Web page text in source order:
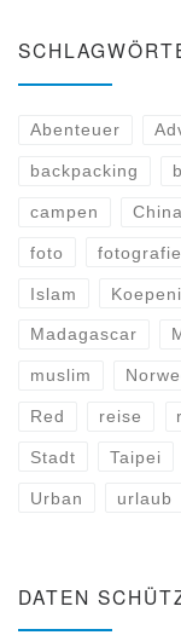
Abenteuer
backpacking
campen China
foto fotografie
Islam
Madagascar
muslim
Red reise
Stadt Taipei
Urban urlaub
DATEN